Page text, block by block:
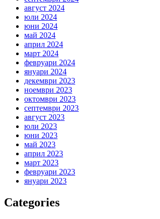
август 2024
юли 2024
юни 2024
май 2024
април 2024
март 2024
февруари 2024
януари 2024
декември 2023
ноември 2023
октомври 2023
септември 2023
август 2023
юли 2023
юни 2023
май 2023
април 2023
март 2023
февруари 2023
януари 2023
Categories